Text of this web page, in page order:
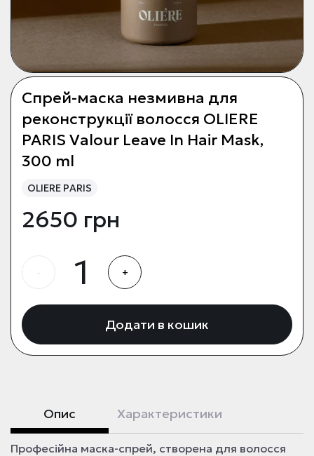
Спрей-маска незмивна для
реконструкції волосся OLIERE
PARIS Valour Leave In Hair Mask,
300 ml
OLIERE PARIS
2650 грн
+
Додати в кошик
Опис Характеристики
Професійна маска-спрей, створена для волосся